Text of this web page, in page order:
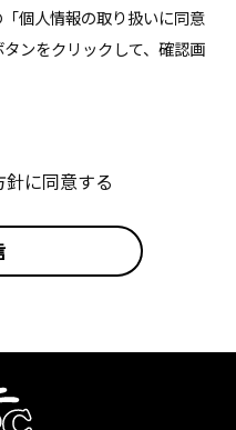
個人情報の取り扱いに同意
ンをクリックして、確認画
に同意する